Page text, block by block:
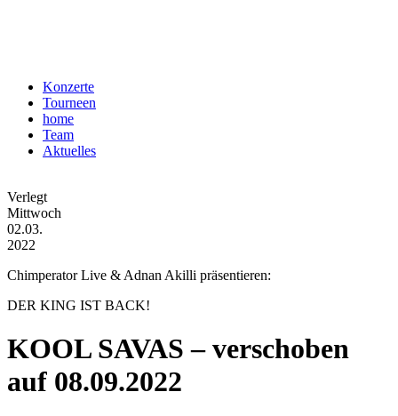
Konzerte
Tourneen
home
Team
Aktuelles
Verlegt
Mittwoch
02.03.
2022
Chimperator Live & Adnan Akilli präsentieren:
DER KING IST BACK!
KOOL SAVAS – verschoben
auf 08.09.2022